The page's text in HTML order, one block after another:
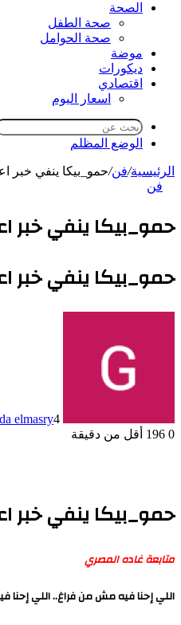
الصحة
صحة الطفل
صحة الحوامل
موضة
ديكورات
اقتصادي
اسعار اليوم
الوضع المظلم
الرئيسية/فن/حمو_بيكا ينفي خبر
فن
حمو_بيكا ينفي خبر
حمو_بيكا ينفي خبر
elmasry4 يوليو، 2025
0
أقل من دقيقة
حمو_بيكا ينفي خبر
متابعة غاده المصري
اللي إحنا فيه مش من فراغ.. اللي